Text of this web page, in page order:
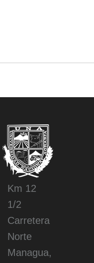
Km 12
1/2
Carretera
Norte
Managua,